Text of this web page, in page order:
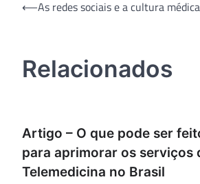
Navegação
⟵As redes sociais e a cultura médica
Relacionados
Artigo – O que pode ser
para aprimorar os serviços
Telemedicina no Brasil